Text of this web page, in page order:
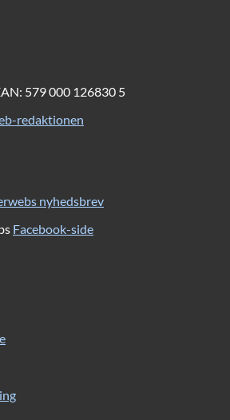
579 000 126830 5
redaktionen
nyhedsbrev
Facebook-side